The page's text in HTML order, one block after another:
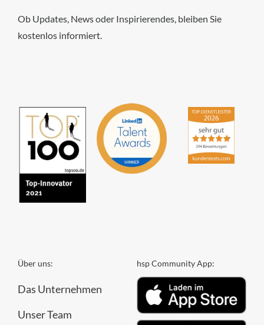
Ob Updates, News oder Inspirierendes, bleiben Sie
kostenlos informiert.
Über uns:
Das Unternehmen
Unser Team
hsp Community App: